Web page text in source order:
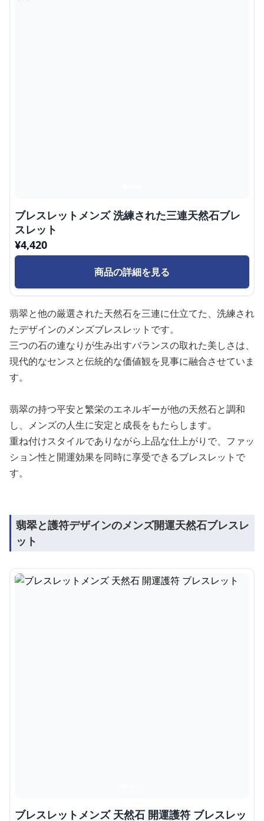
ブレスレットメンズ 洗練された三連天然石ブレ
スレット
¥4,420
商品の詳細を見る
翡翠と他の厳選された天然石を三連に仕立てた、洗練され
たデザインのメンズブレスレットです。
三つの石の連なりが生み出すバランスの取れた美しさは、
現代的なセンスと伝統的な価値観を見事に融合させていま
す。
翡翠の持つ平安と繁栄のエネルギーが他の天然石と調和
し、メンズの人生に安定と成長をもたらします。
重ね付けスタイルでありながら上品な仕上がりで、ファッ
ション性と開運効果を同時に享受できるブレスレットで
す。
翡翠と護符デザインのメンズ開運天然石ブレスレ
ット
ブレスレットメンズ 天然石 開運護符 ブレスレッ